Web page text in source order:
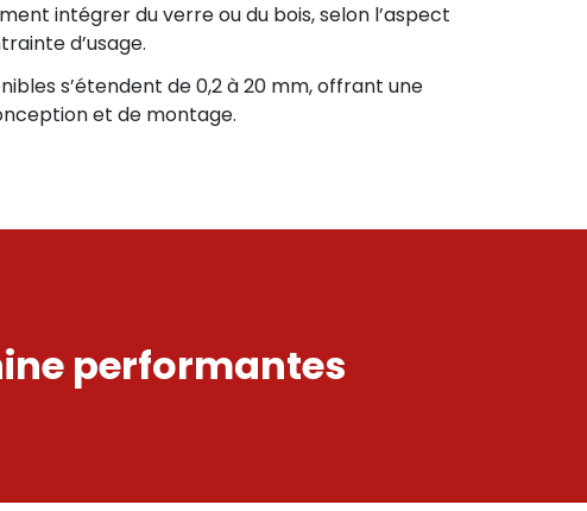
intégrer du verre ou du bois, selon l’aspect
d’usage.
s’étendent de 0,2 à 20 mm, offrant une
et de montage.
performantes